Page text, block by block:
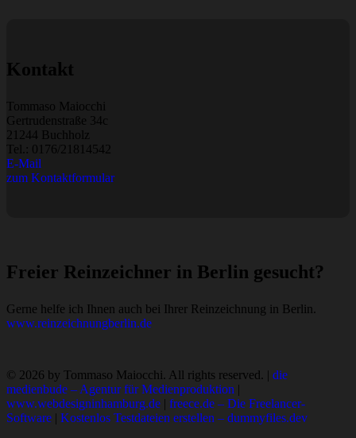
Kontakt
Tommaso Maiocchi
Gertrudenstraße 34c
21244 Buchholz
Tel.: 0176/21814542
E-Mail
zum Kontaktformular
Freier Reinzeichner in Berlin gesucht?
Gerne helfe ich Ihnen auch bei Ihrer Reinzeichnung in Berlin.
www.reinzeichnungberlin.de
© 2026 by Tommaso Maiocchi. All rights reserved. | die
medienbude – Agentur für Medienproduktion |
www.webdesigninhamburg.de | freece.de – Die Freelancer-
Software | Kostenlos Testdateien erstellen – dummyfiles.dev